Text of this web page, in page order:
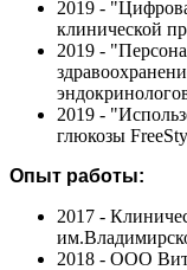
2019 -
клинической
2019 -
2019 -
глюкозы
Опыт работы:
2017 -
2018 - ООО